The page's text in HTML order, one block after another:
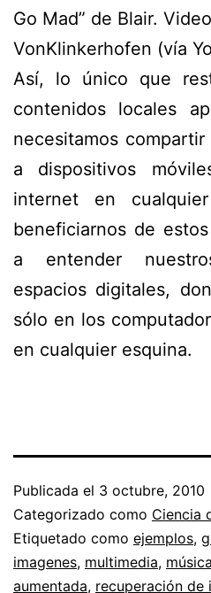
Go Mad” de Blair.
VonKlinkerhofen (vía
Así, lo único que
contenidos locales
necesitamos
a dispositivos
internet en
beneficiarnos de
a entender
espacios digitales,
sólo en los
en cualquier esquina.
Publicada el 3 octubre, 2010
Categorizado como Ciencia
Etiquetado como ejemplos,
imagenes, multimedia, música
aumentada, recuperación de